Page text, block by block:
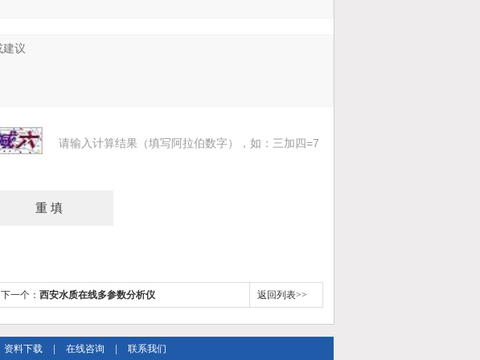
请输入计算结果（填写阿拉伯数字），如：三加四=7
下一个： 西安水质在线多参数分析仪 返回列表>>
资料下载 在线咨询 联系我们